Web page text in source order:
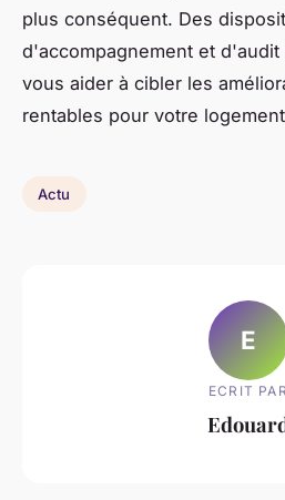
plus conséquent. Des
d'accompagnement et
vous aider à cibler les
rentables pour votre
Actu
E
ECRIT PAR